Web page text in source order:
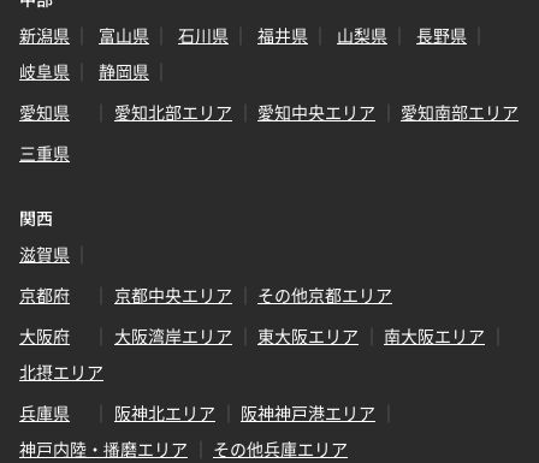
新潟県
富山県 石川県 福井県 山梨県
長野県
岐阜県
静岡県
愛知県
愛知北部エリア 愛知中央エリア
愛知南部エリア
三重県
関西
滋賀県
京都府
京都中央エリア
その他京都エリア
大阪府
大阪湾岸エリア 東大阪エリア
南大阪エリア
北摂エリア
兵庫県
阪神北エリア
阪神神戸港エリア
神戸内陸・播磨エリア
その他兵庫エリア